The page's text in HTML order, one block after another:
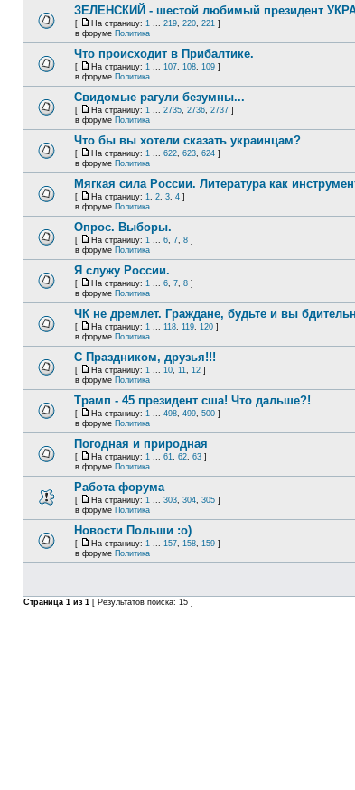
ЗЕЛЕНСКИЙ - шестой любимый президент
[ На страницу: 1 ... 219, 220, 221 ]
в форуме Политика
Что происходит в Прибалтике.
[ На страницу: 1 ... 107, 108, 109 ]
в форуме Политика
Свидомые рагули безумны...
[ На страницу: 1 ... 2735, 2736, 2737 ]
в форуме Политика
Что бы вы хотели сказать украинцам?
[ На страницу: 1 ... 622, 623, 624 ]
в форуме Политика
Мягкая сила России. Литература как
[ На страницу: 1, 2, 3, 4 ]
в форуме Политика
Опрос. Выборы.
[ На страницу: 1 ... 6, 7, 8 ]
в форуме Политика
Я служу России.
[ На страницу: 1 ... 6, 7, 8 ]
в форуме Политика
ЧК не дремлет. Граждане, будьте и вы
[ На страницу: 1 ... 118, 119, 120 ]
в форуме Политика
С Праздником, друзья!!!
[ На страницу: 1 ... 10, 11, 12 ]
в форуме Политика
Трамп - 45 президент сша! Что дальше?!
[ На страницу: 1 ... 498, 499, 500 ]
в форуме Политика
Погодная и природная
[ На страницу: 1 ... 61, 62, 63 ]
в форуме Политика
Работа форума
[ На страницу: 1 ... 303, 304, 305 ]
в форуме Политика
Новости Польши :o)
[ На страницу: 1 ... 157, 158, 159 ]
в форуме Политика
Страница 1 из 1 [ Результатов поиска: 15 ]